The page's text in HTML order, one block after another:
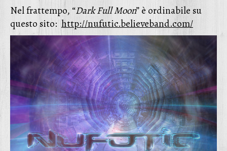
Nel frattempo, “Dark Full Moon” è ordinabile su
questo sito: http://nufutic.believeband.com/